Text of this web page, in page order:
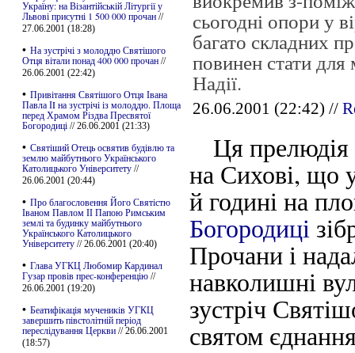
Україну: на Візантійській Літургії у
Львові присутні 1 500 000 прочан//
27.06.2001 (18:28)
• На зустрічі з молоддю Святішого
Отця вітали понад 400 000 прочан//
26.06.2001 (22:42)
• Привітання Святішого Отця Івана
Павла ІI на зустрічі із молоддю. Площа
перед Храмом Різдва Пресвятої
Богородиці// 26.06.2001 (21:33)
• Святіший Отець освятив будівлю та
землю майбутнього Українського
Католицького Університету//
26.06.2001 (20:44)
• Про благословення Його Святістю
Іваном Павлом ІІ Папою Римським
землі та будинку майбутнього
Українського Католицького
Університету// 26.06.2001 (20:40)
• Глава УГКЦ Любомир Кардинал
Гузар провів прес-конференцію//
26.06.2001 (19:20)
• Беатифікація мучеників УГКЦ
завершить півстолітній період
переслідування Церкви// 26.06.2001
(18:57)
сьогодні опори у
багато складних
повинен стати
Надії.
26.06.2001 (22:42) //
Ця прелюдія
на Сихові, що
й годині на
Богородиці
Прочани і
навколишні
зустріч
святом